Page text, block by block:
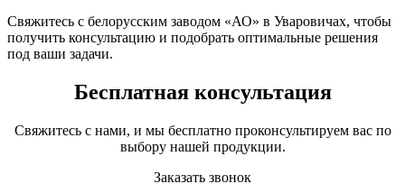
Свяжитесь с белорусским заводом «АО» в Уваровичах, чтобы
получить консультацию и подобрать оптимальные решения
под ваши задачи.
Бесплатная консультация
Свяжитесь с нами, и мы бесплатно проконсультируем вас по
выбору нашей продукции.
Заказать звонок